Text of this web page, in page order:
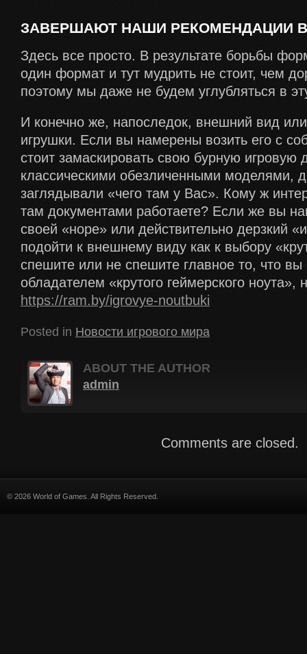
ЗАВЕРШАЮТ НАШИ РЕКОМЕНДАЦИИ
Здесь все просто. В результате борьбы
один формат и тут мудрить не стоит, чем
поэтому мы даже не будем углубляться в
И конечно же, напоследок, внешний вид
игрушки. Если вы намерены возить его с
стоит замаскировать свою бурную игровую
классическими обезличенными моделями,
заглядывали «чего там у Вас». Кому ж
там документами работаете? Если же вы
своей «норе» или действительно дерзкий
подойти к внешнему виду как к выбору
спешите или не спешите главное то, что вы
обладателем «крутого геймерского ноута»,
https://ram.by/igrovye-noutbuki
Posted in Новости игрового мира
ABOUT THE AUTHOR
admin
Comments are closed.
© 2026 World of Games. All Rights Reserved.